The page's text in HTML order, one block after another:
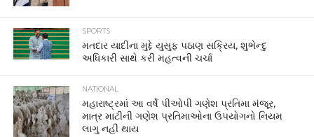
SPORTS
મતદાર યાદીના મુદ્દે યુસુફ પઠાણ સક્રિય, શુભેન્દુ
અધિકારી સાથે કરી મહત્વની ચર્ચા
NATIONAL
મહારાષ્ટ્રમાં આ વર્ષે પીઓપી ગણેશ પ્રતિમા મંજૂર,
માત્ર માટીની ગણેશ પ્રતિમાઓના ઉપયોગનો નિયમ
લાગુ નહીં થાય